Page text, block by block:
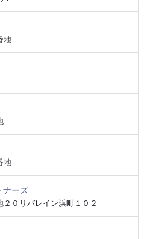
地
地
ナーズ
０リバレイン浜町１０２